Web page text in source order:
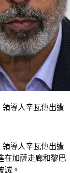
領導人辛瓦傳出遭
領導人辛瓦傳出遭
在加薩走廊和黎巴
滅。